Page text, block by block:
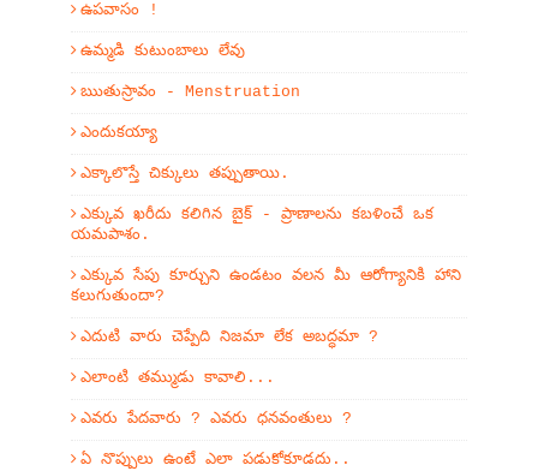
ఉపవాసం !
ఉమ్మడి కుటుంబాలు లేవు
ఋతుస్రావం - Menstruation
ఎందుకయ్యా
ఎక్కాలొస్తే చిక్కులు తప్పుతాయి.
ఎక్కువ ఖరీదు కలిగిన బైక్ - ప్రాణాలను కబళించే ఒక
యమపాశం.
ఎక్కువ సేపు కూర్చుని ఉండటం వలన మీ ఆరోగ్యానికి హాని
కలుగుతుందా?
ఎదుటి వారు చెప్పేది నిజమా లేక అబద్ధమా ?
ఎలాంటి తమ్ముడు కావాలి...
ఎవరు పేదవారు ? ఎవరు ధనవంతులు ?
ఏ నొప్పులు ఉంటే ఎలా పడుకోకూడదు..